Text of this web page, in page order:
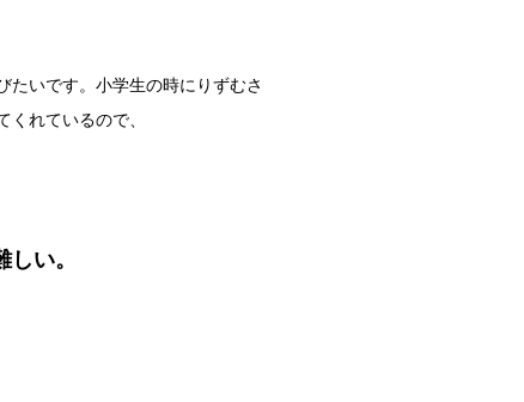
たいです。小学生の時にりずむさ
れているので、
い。